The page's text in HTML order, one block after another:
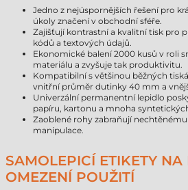
Jedno z nejúspornějších řešení pro
úkoly značení v obchodní sféře.
Zajišťují kontrastní a kvalitní tisk pro
kódů a textových údajů.
Ekonomické balení 2000 kusů v roli
materiálu a zvyšuje tak produktivitu.
Kompatibilní s většinou běžných
vnitřní průměr dutinky 40 mm a
Univerzální permanentní lepidlo
papíru, kartonu a mnoha
Zaoblené rohy zabraňují
manipulace.
SAMOLEPICÍ ETIKETY NA
OMEZENÍ POUŽITÍ